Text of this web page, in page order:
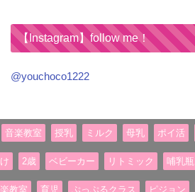
【Instagram】follow me！
@youchoco1222
音楽教室 授乳 ミルク 母乳 ポイ活
け 2歳 ベビーカー リトミック 哺乳瓶
楽教室 育児 ぷっぷるクラス ピジョン